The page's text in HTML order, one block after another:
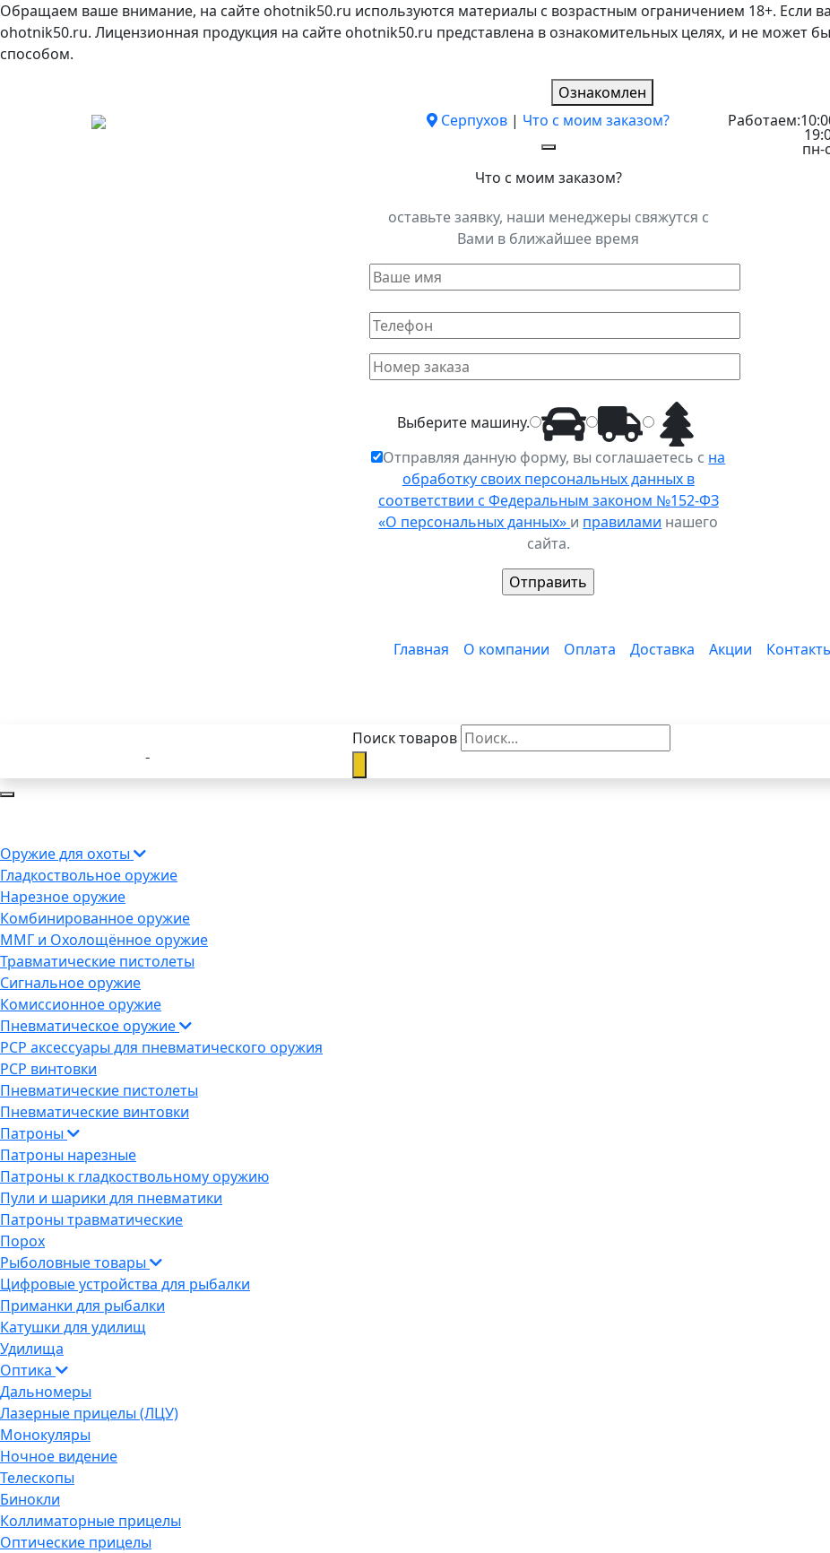
Обращаем ваше внимание, на сайте ohotnik50.ru используются материалы с возрастным ограничением 18+. Если
ohotnik50.ru. Лицензионная продукция на сайте ohotnik50.ru представлена в ознакомительных целях, и не может
способом.
Ознакомлен
Серпухов | Что с моим заказом?
Что с моим заказом?
оставьте заявку, наши менеджеры свяжутся с
Вами в ближайшее время
Выберите машину.
Отправляя данную форму, вы соглашаетесь с на
обработку своих персональных данных в
соответствии с Федеральным законом №152-ФЗ
«О персональных данных» и правилами нашего
сайта.
Работаем:
пн-
Главная О компании Оплата Доставка Акции
Поиск товаров
Оружие для охоты
Гладкоствольное оружие
Нарезное оружие
Комбинированное оружие
ММГ и Охолощённое оружие
Травматические пистолеты
Сигнальное оружие
Комиссионное оружие
Пневматическое оружие
PCP аксессуары для пневматического оружия
PCP винтовки
Пневматические пистолеты
Пневматические винтовки
Патроны
Патроны нарезные
Патроны к гладкоствольному оружию
Пули и шарики для пневматики
Патроны травматические
Порох
Рыболовные товары
Цифровые устройства для рыбалки
Приманки для рыбалки
Катушки для удилищ
Удилища
Оптика
Дальномеры
Лазерные прицелы (ЛЦУ)
Монокуляры
Ночное видение
Телескопы
Бинокли
Коллиматорные прицелы
Оптические прицелы